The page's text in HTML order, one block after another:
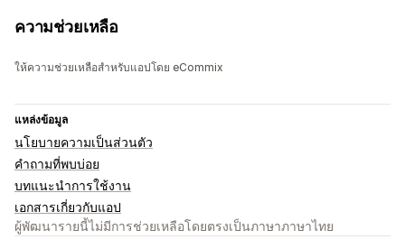
ความช่วยเหลือ
ให้ความช่วยเหลือสำหรับแอปโดย eCommix
แหล่งข้อมูล
นโยบายความเป็นส่วนตัว
คำถามที่พบบ่อย
บทแนะนำการใช้งาน
เอกสารเกี่ยวกับแอป
ผู้พัฒนารายนี้ไม่มีการช่วยเหลือโดยตรงเป็นภาษาภาษาไทย